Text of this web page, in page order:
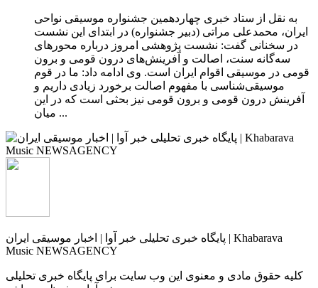
به نقل از ستاد خبری چهاردهمین جشنواره موسیقی نواحی
ایران، محمدعلی مراتی (دبیر جشنواره) در ابتدای این نشست
در سخنانی گفت: نشست پژوهشی امروز درباره محورهای
سه‌گانه سنت، اصالت و آفرینش‌های درون قومی و برون
قومی در موسیقی اقوام ایران است. وی ادامه داد: ما در قوم
موسیقی‌شناسی با مفهوم اصالت برخورد زیادی داریم و
آفرینش درون قومی و برون قومی نیز بحثی است که در این
میان ...
پایگاه خبری تحلیلی خبر آوا | اخبار موسیقی ایران | Khabarava
Music NEWSAGENCY
کلیه حقوق مادی و معنوی این وب سایت برای پایگاه خبری تحلیلی